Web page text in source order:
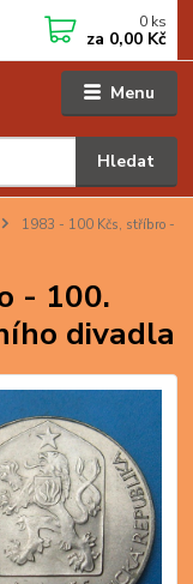
Menu
Hledat
0 ks
za 0,00 Kč
1983 - 100 Kčs, stříbro -
- 100.
divadla